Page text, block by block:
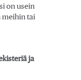
on usein
meihin tai
ja